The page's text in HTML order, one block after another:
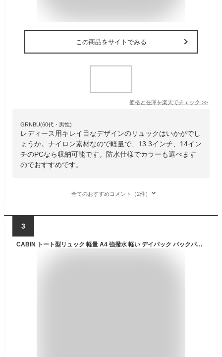
この商品をサイトでみる
価格と在庫を楽天でチェック >>
GRNBU(60代・男性)
レディース用キレイ目なデザインのリュックはいかがでし
ょうか。ナイロン素材なので軽量で、13.3インチ、14イン
チのPCなら収納可能です。防水仕様でカラーも選べます
のでおすすめです。
全てのおすすめコメント（2件）
3
CABIN トート型リュック 軽量 A4 強撥水 軽い デイパック パックパック 多収納 通勤 通学 2way メンズ レディース ユニセックス GTM0171Z ベージュ GBE